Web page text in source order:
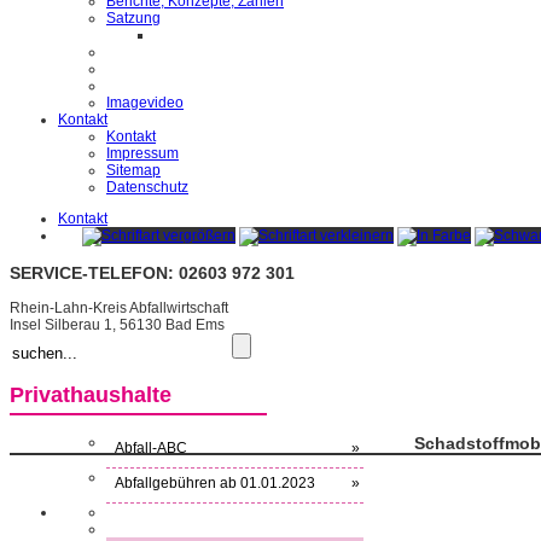
Satzung
Imagevideo
Kontakt
Kontakt
Impressum
Sitemap
Datenschutz
Kontakt
SERVICE-TELEFON: 02603 972 301
Rhein-Lahn-Kreis Abfallwirtschaft
Insel Silberau 1, 56130 Bad Ems
Privathaushalte
Abfall-ABC »
Abfallgebühren ab 01.01.2023 »